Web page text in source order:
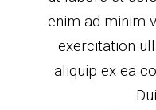
enim ad minim
exercitation
aliquip ex ea